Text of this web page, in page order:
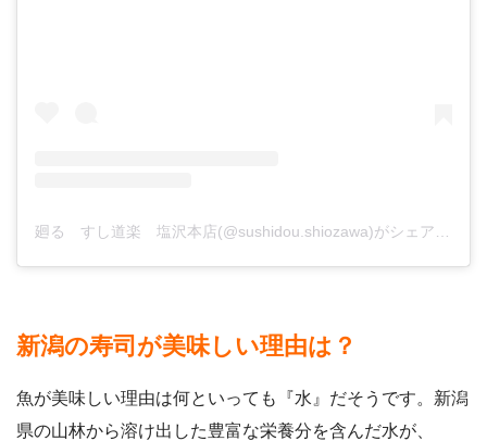
新潟の寿司が美味しい理由は？
魚が美味しい理由は何といっても『水』だそうです。新潟
県の山林から溶け出した豊富な栄養分を含んだ水が、